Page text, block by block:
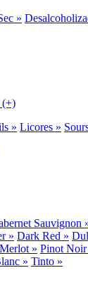
»
(+)
» Licores »
Sauvignon
» Dark Red »
Merlot » Pinot Noir
» Tinto »